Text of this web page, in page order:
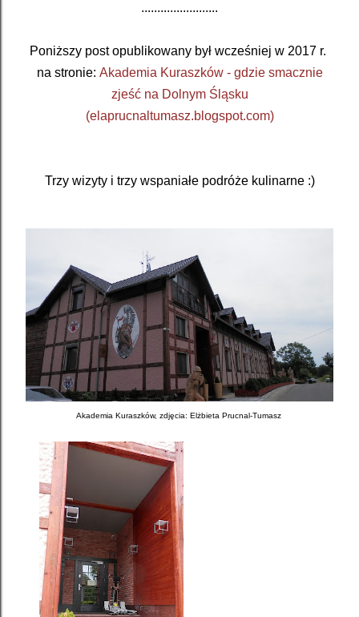
........................
Poniższy post opublikowany był wcześniej w 2017 r.
na stronie: Akademia Kuraszków - gdzie smacznie
zjeść na Dolnym Śląsku
(elaprucnaltumasz.blogspot.com)
Trzy wizyty i trzy wspaniałe podróże kulinarne :)
Akademia Kuraszków, zdjęcia: Elżbieta Prucnal-Tumasz